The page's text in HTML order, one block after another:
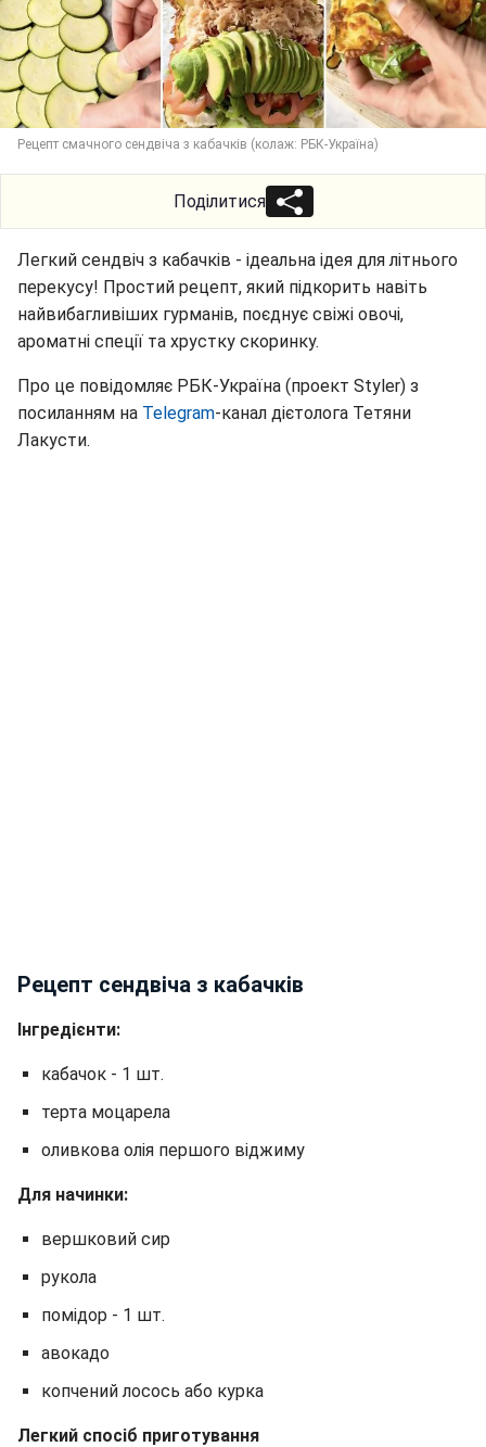
Рецепт смачного сендвіча з кабачків (колаж: РБК-Україна)
Поділитися
Легкий сендвіч з кабачків - ідеальна ідея для літнього
перекусу! Простий рецепт, який підкорить навіть
найвибагливіших гурманів, поєднує свіжі овочі,
ароматні спеції та хрустку скоринку.
Про це повідомляє РБК-Україна (проект Styler) з
посиланням на Telegram-канал дієтолога Тетяни
Лакусти.
Рецепт сендвіча з кабачків
Інгредієнти:
кабачок - 1 шт.
терта моцарела
оливкова олія першого віджиму
Для начинки:
вершковий сир
рукола
помідор - 1 шт.
авокадо
копчений лосось або курка
Легкий спосіб приготування